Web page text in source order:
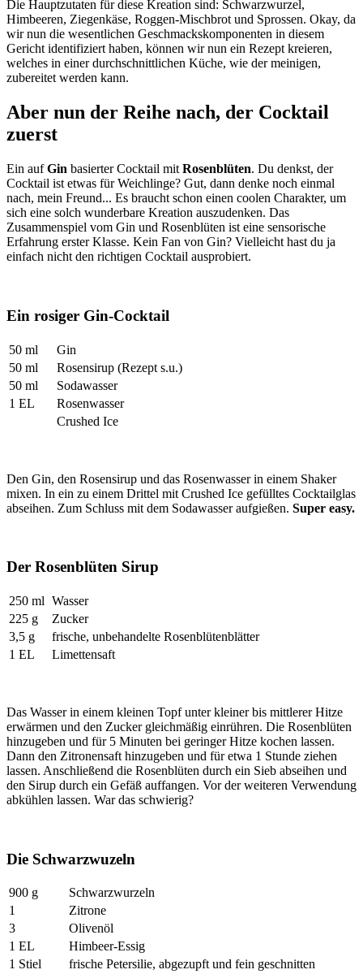
Die Hauptzutaten für diese Kreation sind: Schwarzwurzel,
Himbeeren, Ziegenkäse, Roggen-Mischbrot und Sprossen. Okay, da
wir nun die wesentlichen Geschmackskomponenten in diesem
Gericht identifiziert haben, können wir nun ein Rezept kreieren,
welches in einer durchschnittlichen Küche, wie der meinigen,
zubereitet werden kann.
Aber nun der Reihe nach, der Cocktail
zuerst
Ein aufGin basierter Cocktail mit Rosenblüten. Du denkst, der
Cocktail ist etwas für Weichlinge? Gut, dann denke noch einmal
nach, mein Freund... Es braucht schon einen coolen Charakter, um
sich eine solch wunderbare Kreation auszudenken. Das
Zusammenspiel vom Gin und Rosenblüten ist eine sensorische
Erfahrung erster Klasse. Kein Fan von Gin? Vielleicht hast du ja
einfach nicht den richtigen Cocktail ausprobiert.
Ein rosiger Gin-Cocktail
50 ml
Gin
50 ml
Rosensirup (Rezept s.u.)
50 ml
Sodawasser
1 EL
Rosenwasser
Crushed Ice
Den Gin, den Rosensirup und das Rosenwasser in einem Shaker
mixen. In ein zu einem Drittel mit Crushed Ice gefülltes Cocktailglas
abseihen. Zum Schluss mit dem Sodawasser aufgießen. Super easy.
Der Rosenblüten Sirup
250 ml Wasser
225 g
Zucker
3,5 g
frische, unbehandelte Rosenblütenblätter
1 EL
Limettensaft
Das Wasser in einem kleinen Topf unter kleiner bis mittlerer Hitze
erwärmen und den Zucker gleichmäßig einrühren. Die Rosenblüten
hinzugeben und für 5 Minuten bei geringer Hitze kochen lassen.
Dann den Zitronensaft hinzugeben und für etwa 1 Stunde ziehen
lassen. Anschließend die Rosenblüten durch ein Sieb abseihen und
den Sirup durch ein Gefäß auffangen. Vor der weiteren Verwendung
abkühlen lassen. War das schwierig?
Die Schwarzwuzeln
900 g
Schwarzwurzeln
1
Zitrone
3
Olivenöl
1 EL
Himbeer-Essig
1 Stiel
frische Petersilie, abgezupft und fein geschnitten